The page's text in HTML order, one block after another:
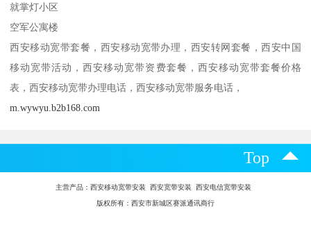
就掌灯小区
空军公寓楼
西安移动宽带套餐，西安移动宽带办理，西安转网套餐，西安中国
移动宽带活动，西安移动宽带资费套餐，西安移动宽带套餐价格
表，西安移动宽带办理电话，西安移动宽带服务电话，
m.wywyu.b2b168.com
Top
主营产品： 西安移动宽带安装 西安宽带安装 西安电信宽带安装
版权所有：西安市新城区赛派通讯商行